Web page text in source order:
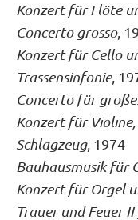
Konzert für Flöte
Concerto grosso,
Konzert für Cello
Trassensinfonie,
Concerto für
Konzert für
Schlagzeug, 1974
Bauhausmusik für
Konzert für Orgel
Trauer und Feuer